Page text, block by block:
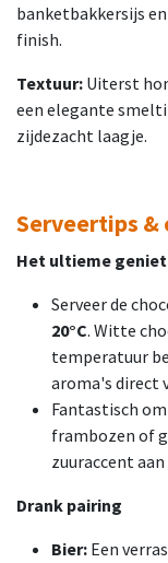
banketbakkersijs
finish.
Textuur: Uiterst
een elegante
zijdezacht laagje.
Serveertips &
Het ultieme
Serveer de
20°C. Witte
temperatuur
aroma's direct
Fantastisch
frambozen of
zuuraccent
Drank pairing
Bier: Een